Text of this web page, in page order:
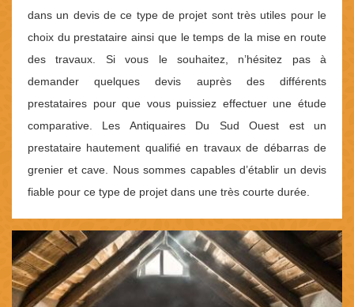
dans un devis de ce type de projet sont très utiles pour le
choix du prestataire ainsi que le temps de la mise en route
des travaux. Si vous le souhaitez, n’hésitez pas à
demander quelques devis auprès des différents
prestataires pour que vous puissiez effectuer une étude
comparative. Les Antiquaires Du Sud Ouest est un
prestataire hautement qualifié en travaux de débarras de
grenier et cave. Nous sommes capables d’établir un devis
fiable pour ce type de projet dans une très courte durée.